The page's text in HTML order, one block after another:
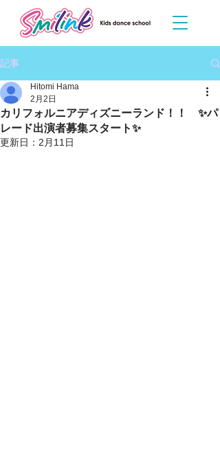
記事
カリフォルニアディズニーランド！！ ✨パ
レード出演者募集スタート✨
Hitomi Hama
2月2日
更新日： 2月11日